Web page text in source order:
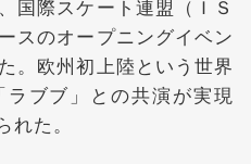
国際スケート連盟（ＩＳ
スのオープニングイベン
。欧州初上陸という世界
ブブ」との共演が実現
た。